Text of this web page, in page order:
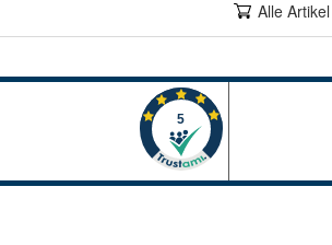
Alle Artikel